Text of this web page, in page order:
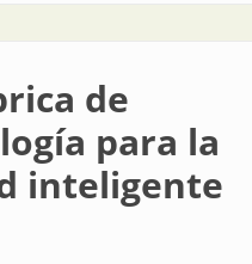
de
para la
inteligente